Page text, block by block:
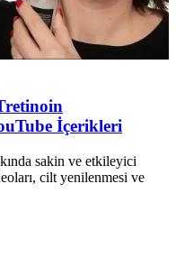
İçerikleri
sakin ve etkileyici
cilt yenilenmesi ve